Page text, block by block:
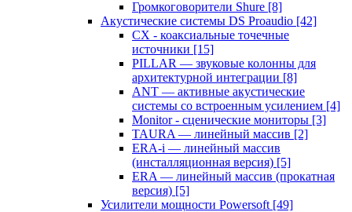
Громкоговорители Shure [8]
Акустические системы DS Proaudio [42]
CX - коаксиальные точечные
источники [15]
PILLAR — звуковые колонны для
архитектурной интеграции [8]
ANT — активные акустические
системы со встроенным усилением [4]
Monitor - сценические мониторы [3]
TAURA — линейный массив [2]
ERA-i — линейный массив
(инсталляционная версия) [5]
ERA — линейный массив (прокатная
версия) [5]
Усилители мощности Powersoft [49]